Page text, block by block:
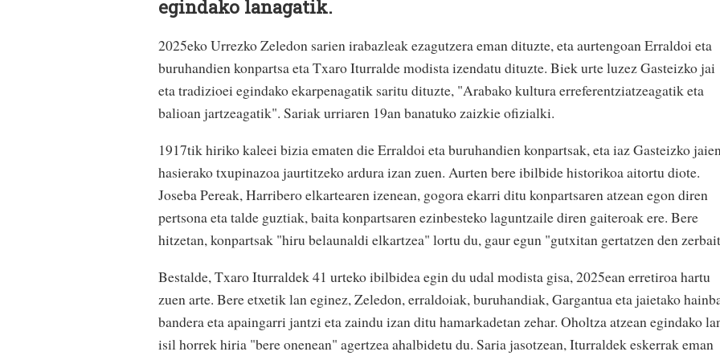
egindako lanagatik.
2025eko Urrezko Zeledon sarien irabazleak ezagutzera eman dituzte, eta aurtengoan Erraldoi eta
buruhandien konpartsa eta Txaro Iturralde modista izendatu dituzte. Biek urte luzez Gasteizko jai
eta tradizioei egindako ekarpenagatik saritu dituzte, "Arabako kultura erreferentziatzeagatik eta
balioan jartzeagatik". Sariak urriaren 19an banatuko zaizkie ofizialki.
1917tik hiriko kaleei bizia ematen die Erraldoi eta buruhandien konpartsak, eta iaz Gasteizko
hasierako txupinazoa jaurtitzeko ardura izan zuen. Aurten bere ibilbide historikoa aitortu diote.
Joseba Pereak, Harribero elkartearen izenean, gogora ekarri ditu konpartsaren atzean egon diren
pertsona eta talde guztiak, baita konpartsaren ezinbesteko laguntzaile diren gaiteroak ere. Bere
hitzetan, konpartsak "hiru belaunaldi elkartzea" lortu du, gaur egun "gutxitan gertatzen den
Bestalde, Txaro Iturraldek 41 urteko ibilbidea egin du udal modista gisa, 2025ean erretiroa hartu
zuen arte. Bere etxetik lan eginez, Zeledon, erraldoiak, buruhandiak, Gargantua eta jaietako
bandera eta apaingarri jantzi eta zaindu izan ditu hamarkadetan zehar. Oholtza atzean egindako
isil horrek hiria "bere onenean" agertzea ahalbidetu du. Saria jasotzean, Iturraldek eskerrak eman